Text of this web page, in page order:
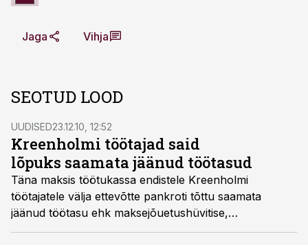
Jaga Vihja
SEOTUD LOOD
UUDISED23.12.10, 12:52
Kreenholmi töötajad said
lõpuks saamata jäänud töötasud
Täna maksis töötukassa endistele Kreenholmi
töötajatele välja ettevõtte pankroti tõttu saamata
jäänud töötasu ehk maksejõuetushüvitise,
kogusummas 13,5 miljonit krooni.